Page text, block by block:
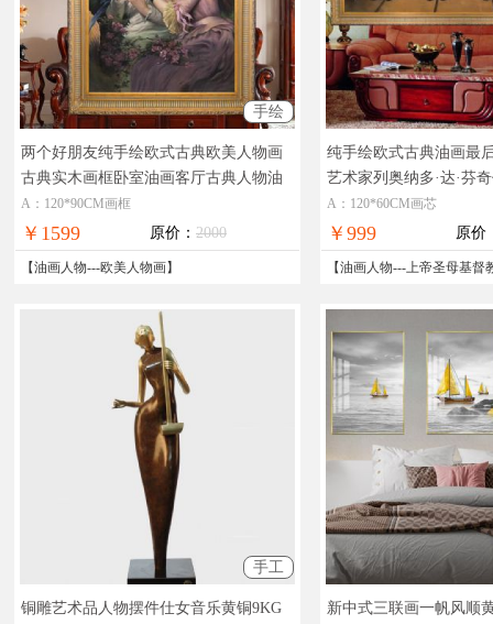
手绘
两个好朋友纯手绘欧式古典欧美人物画
古典实木画框卧室油画客厅古典人物油
画
古典纯手绘人物油画
A：120*90CM画框
￥1599 原价： 2000
【油画人物---欧美人物画】
纯手绘欧式古典油画最
艺术家列奥纳多·达·芬
框
经典油画人物油画适
A：120*60CM画芯
￥999 原价
【油画人物---上帝圣母基督
手工
铜雕艺术品人物摆件仕女音乐黄铜9KG
新中式三联画一帆风顺